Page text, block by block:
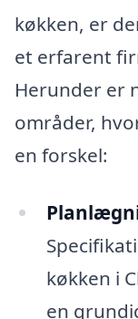
køkken, er
et erfarent
Herunder er
områder,
en forskel:
køkken i
en